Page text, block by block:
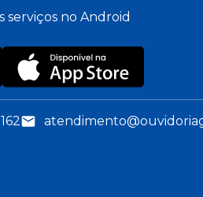
serviços no Android
162